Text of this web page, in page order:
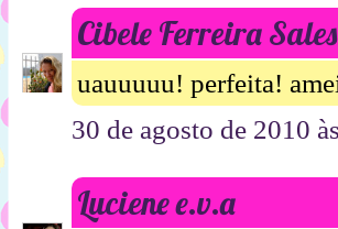
Cibele Ferreira Sales
uauuuuu! perfeita!
30 de agosto de 2010
Luciene e.v.a